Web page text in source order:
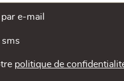
e-mail
sms
politique de